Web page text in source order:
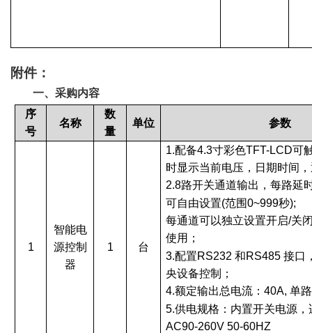
附件：
一、采购内容
序
号
名称
数
量
单位 参数
1
智能电
源控制
器
1 台
1.配备4.3寸彩色TFT-LCD可
时显示当前电压，日期时间
2.8路开关通道输出，每路延
可自由设置(范围0~999秒);
每通道可以独立设置开启/关
使用；
3.配置RS232 和RS485 接口
央设备控制；
4.额定输出总电流：40A, 单
5.供电规格：内置开关电源
AC90-260V 50-60HZ